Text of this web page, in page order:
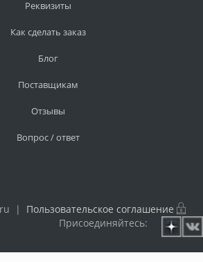
Реквизиты
Как сделать заказ
Блог
Поставщикам
Отзывы
Вопрос / ответ
| Пользовательское соглашение
Присоединяйтесь: